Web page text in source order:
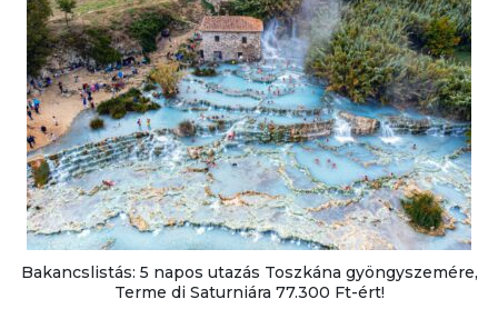
Bakancslistás: 5 napos utazás Toszkána gyöngyszemére,
Terme di Saturniára 77.300 Ft-ért!